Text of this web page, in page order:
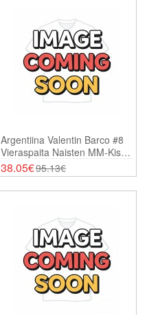
Argentiina Valentin Barco #8
Vieraspaita Naisten MM-Kisat
2026 Lyhythihainen
38.05€95.13€